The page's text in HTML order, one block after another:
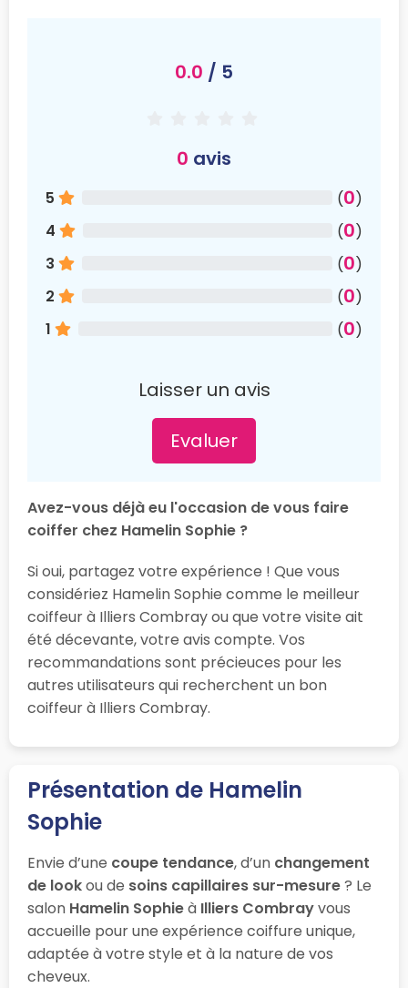
0.0 / 5
0 avis
5 (0)
4
(0)
3
(0)
2
(0)
1
(0)
Laisser un avis
Evaluer
Avez-vous déjà eu l'occasion de vous faire
coiffer chez Hamelin Sophie ?
Si oui, partagez votre expérience ! Que vous
considériez Hamelin Sophie comme le meilleur
coiffeur à Illiers Combray ou que votre visite ait
été décevante, votre avis compte. Vos
recommandations sont précieuces pour les
autres utilisateurs qui recherchent un bon
coiffeur à Illiers Combray.
Présentation de Hamelin
Sophie
Envie d’une coupe tendance, d’un changement
de lookou de soins capillaires sur-mesure? Le
salon Hamelin Sophieà Illiers Combrayvous
accueille pour une expérience coiffure unique,
adaptée à votre style et à la nature de vos
cheveux.